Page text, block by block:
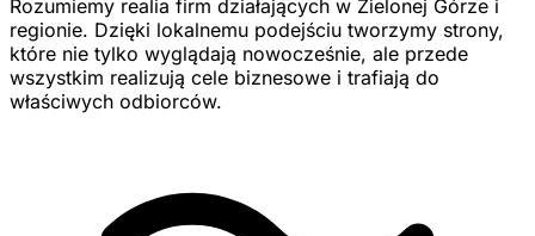
Rozumiemy realia firm działających w Zielonej Górze i
regionie. Dzięki lokalnemu podejściu tworzymy strony,
które nie tylko wyglądają nowocześnie, ale przede
wszystkim realizują cele biznesowe i trafiają do
właściwych odbiorców.